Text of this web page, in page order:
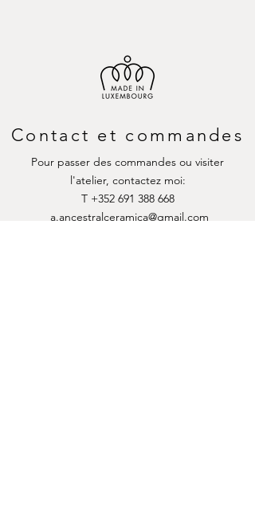
Contact et commandes
Pour passer des commandes ou visiter
l'atelier, contactez moi:
T +352 691 388 668
a.ancestralceramica@gmail.com